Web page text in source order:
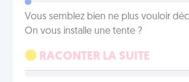
Vous semblez bien ne plus vouloir
On vous installe une tente ?
RACONTER LA SUITE